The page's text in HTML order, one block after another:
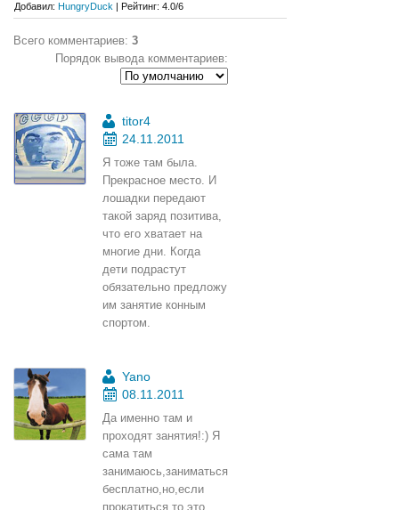
Добавил: HungryDuck | Рейтинг: 4.0/6
Всего комментариев: 3
Порядок вывода комментариев:
titor4
24.11.2011
Я тоже там была.
Прекрасное место. И
лошадки передают
такой заряд позитива,
что его хватает на
многие дни. Когда
дети подрастут
обязательно предложу
им занятие конным
спортом.
Yano
08.11.2011
Да именно там и
проходят занятия!:) Я
сама там
занимаюсь,заниматься
бесплатно,но,если
прокатиться то это